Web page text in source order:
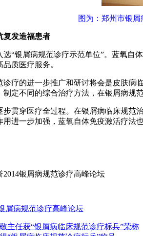
图为：郑州市银
复发造福患者
“银屑病规范诊疗示范单位”。蓝氧
质医疗服务。
疗的进一步推广和研讨将会是皮肤病
定不同的综合治疗方法，在银屑病规
贯穿医疗全过程。在银屑病临床规
进一步加强，蓝氧自体免疫激活疗法
银屑病规范诊疗高峰论坛
屑病规范诊疗高峰论坛
主任获“银屑病临床规范诊疗标兵”荣称